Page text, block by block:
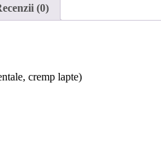
(0)
cremp lapte)